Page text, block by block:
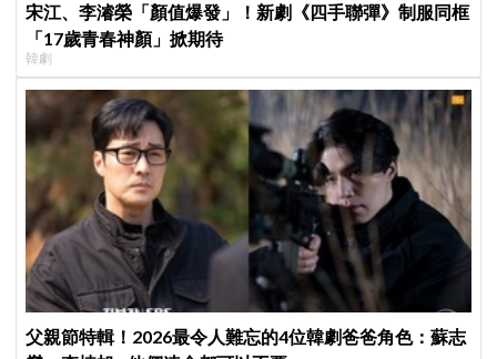
宋江、李濬榮「顏值爆發」！新劇《四手聯彈》制服同框
「17歲青春神顏」掀期待
韓劇
父親節特輯！2026最令人難忘的4位韓劇爸爸角色：蘇志